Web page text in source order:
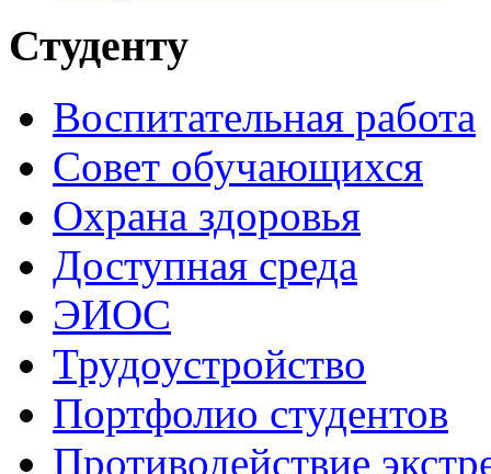
Студенту
Воспитательная работа
Совет обучающихся
Охрана здоровья
Доступная среда
ЭИОС
Трудоустройство
Портфолио студентов
Противодействие